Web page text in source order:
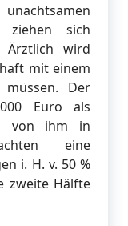
ziehen sich
Ärztlich wird
mit einem
müssen. Der
Euro als
von ihm in
eine
i. H. v. 50 %
zweite Hälfte